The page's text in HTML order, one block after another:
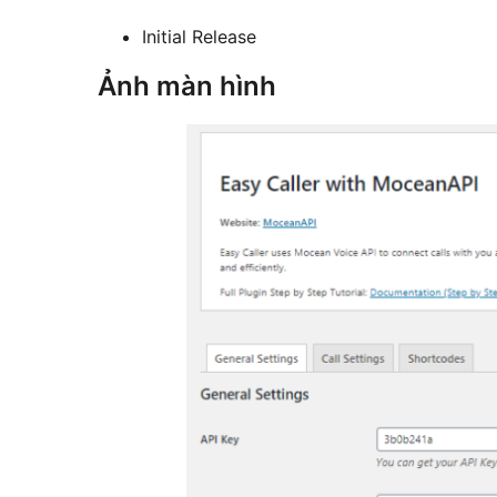
Initial Release
Ảnh màn hình